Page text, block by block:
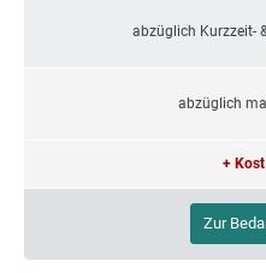
abzüglich Kurzzeit-
abzüglich
+
Zur